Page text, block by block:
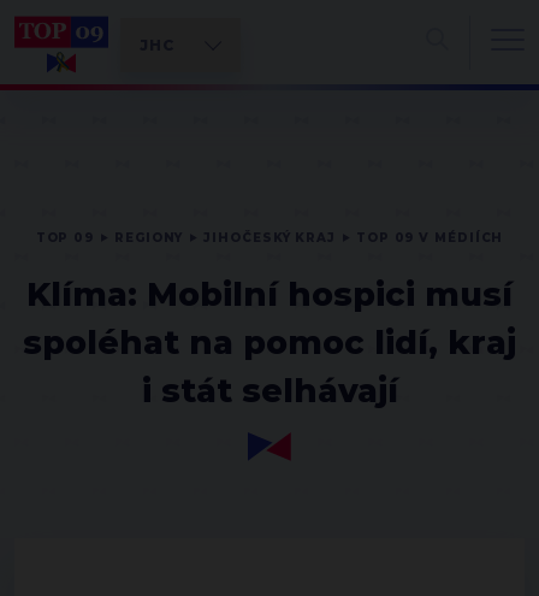
Klíma: Mobilní hospici musí
spoléhat na pomoc lidí, kraj
i stát selhávají